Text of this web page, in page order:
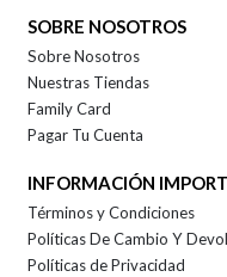
SOBRE NOSOTROS
Sobre Nosotros
Nuestras Tiendas
Family Card
Pagar Tu Cuenta
INFORMACIÓN
Términos y Condiciones
Políticas De Cambio Y
Políticas de Privacidad